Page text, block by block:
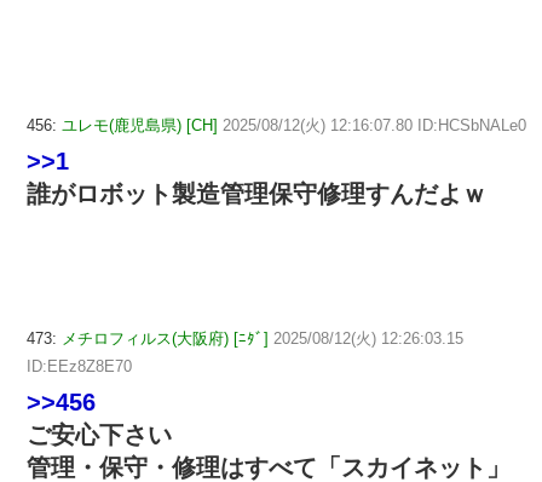
456: ユレモ(鹿児島県) [CH] 2025/08/12(火) 12:16:07.80 ID:HCSbNALe0
>>1
誰がロボット製造管理保守修理すんだよｗ
473: メチロフィルス(大阪府) [ﾆﾀﾞ] 2025/08/12(火) 12:26:03.15
ID:EEz8Z8E70
>>456
ご安心下さい
管理・保守・修理はすべて「スカイネット」